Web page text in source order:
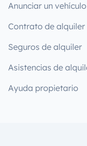
Anunciar un vehículo
Contrato de alquiler
Seguros de alquiler
Asistencias de
Ayuda propietario